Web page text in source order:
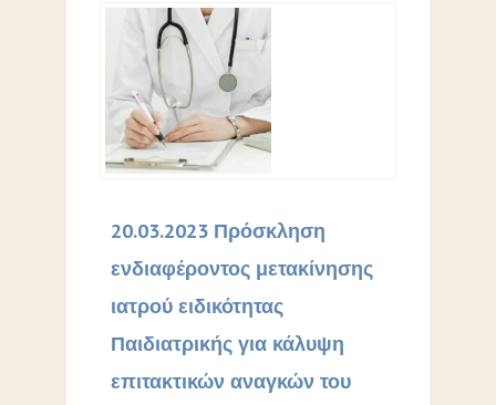
20.03.2023 Πρόσκληση
ενδιαφέροντος μετακίνησης
ιατρού ειδικότητας
Παιδιατρικής για κάλυψη
επιτακτικών αναγκών του